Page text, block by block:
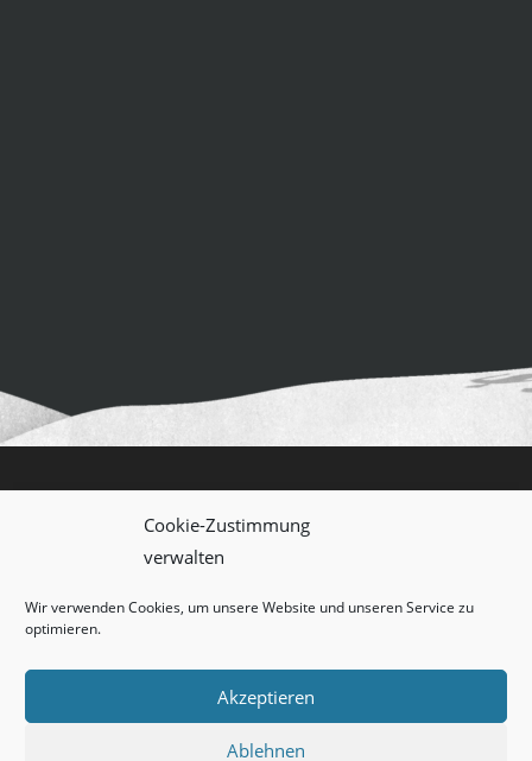
Cookie-Zustimmung
verwalten
Wir verwenden Cookies, um unsere Website und unseren Service zu
optimieren.
Akzeptieren
Ablehnen
Datenschutz
© Leon Ralf – Personal Training Hamburg 2025